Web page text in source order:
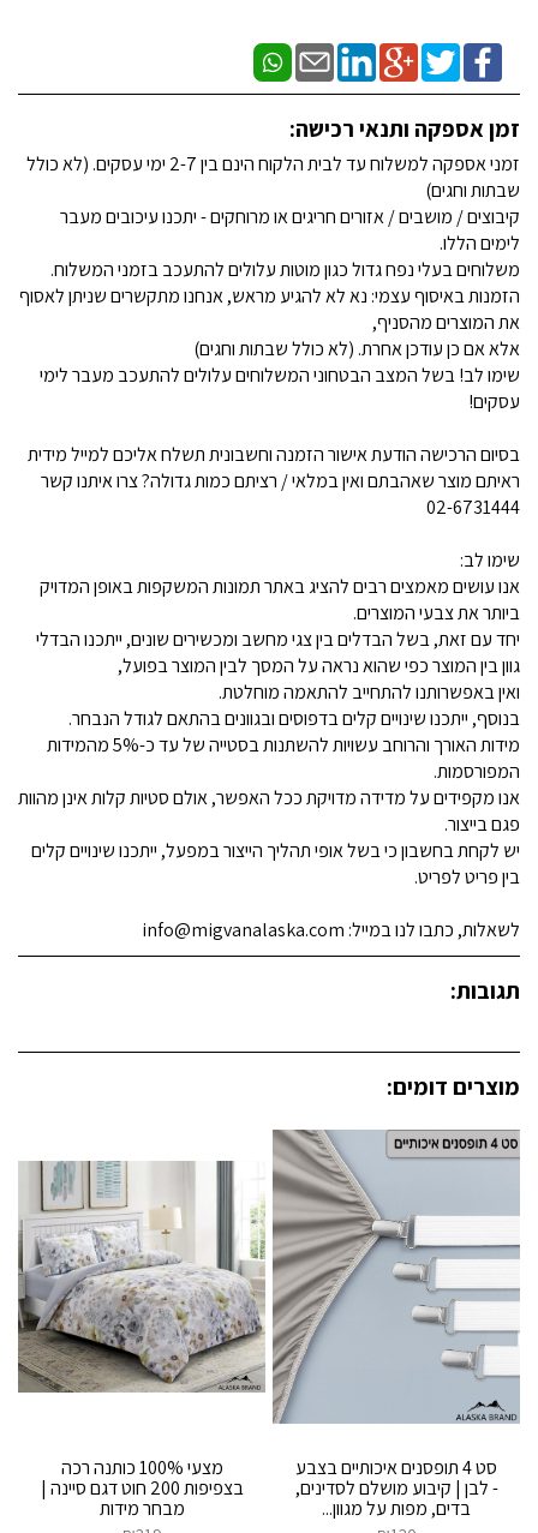
זמן אספקה ותנאי רכישה:
זמני אספקה למשלוח עד לבית הלקוח הינם בין 2-7 ימי עסקים. (לא כולל
שבתות וחגים)
קיבוצים / מושבים / אזורים חריגים או מרוחקים - יתכנו עיכובים מעבר
לימים הללו.
משלוחים בעלי נפח גדול כגון מוטות עלולים להתעכב בזמני המשלוח.
הזמנות באיסוף עצמי: נא לא להגיע מראש, אנחנו מתקשרים שניתן לאסוף
את המוצרים מהסניף,
אלא אם כן עודכן אחרת. (לא כולל שבתות וחגים)
שימו לב! בשל המצב הבטחוני המשלוחים עלולים להתעכב מעבר לימי
עסקים!
בסיום הרכישה הודעת אישור הזמנה וחשבונית תשלח אליכם למייל מידית
ראיתם מוצר שאהבתם ואין במלאי / רציתם כמות גדולה? צרו איתנו קשר
02-6731444
שימו לב:
אנו עושים מאמצים רבים להציג באתר תמונות המשקפות באופן המדויק
ביותר את צבעי המוצרים.
יחד עם זאת, בשל הבדלים בין צגי מחשב ומכשירים שונים, ייתכנו הבדלי
גוון בין המוצר כפי שהוא נראה על המסך לבין המוצר בפועל,
ואין באפשרותנו להתחייב להתאמה מוחלטת.
בנוסף, ייתכנו שינויים קלים בדפוסים ובגוונים בהתאם לגודל הנבחר.
מידות האורך והרוחב עשויות להשתנות בסטייה של עד כ-5% מהמידות
המפורסמות.
אנו מקפידים על מדידה מדויקת ככל האפשר, אולם סטיות קלות אינן מהוות
פגם בייצור.
יש לקחת בחשבון כי בשל אופי תהליך הייצור במפעל, ייתכנו שינויים קלים
בין פריט לפריט.
לשאלות, כתבו לנו במייל: info@migvanalaska.com
תגובות:
מוצרים דומים:
סט 4 תופסנים איכותיים בצבע
- לבן | קיבוע מושלם לסדינים,
בדים, מפות על מגוון...
מצעי 100% כותנה רכה
בצפיפות 200 חוט דגם סיינה |
מבחר מידות